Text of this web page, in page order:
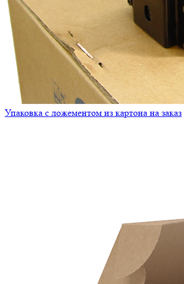
Упаковка с ложементом из картона на заказ